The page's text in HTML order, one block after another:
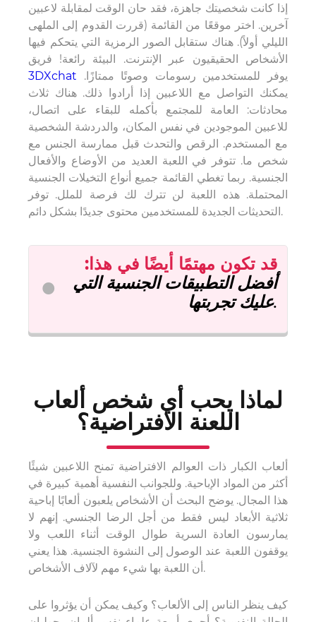
إذا كانت شخصيتك جاهزة، فقد حان الوقت لمقابلة لاعبين
آخرين. اختر موقعًا من القائمة (قررت القدوم إلى الملهى
الليلي أولاً). هناك ستقابل الصور الرمزية التي يتحكم فيها
الأشخاص الحقيقيون عبر الإنترنت. البيئة رائعة! فريق
3DXchat
يمكنك التواصل مع اللاعبين إذا أرادوا ذلك. هناك ثلاث
محادثات: العامة للمجتمع بأكمله للبقاء على اتصال،
للاعبين الموجودين في نفس المكان، والدردشة الشخصية
مع المستخدم. الرقص والتحدث قبل ممارسة الجنس مع
شخص ما. تتوفر في اللعبة العديد من الأوضاع والأفعال
الجنسية. ربما تغطي القائمة جميع أنواع التخيلات الجنسية
المحتملة. هذه اللعبة لن تترك لك فرصة للملل. توفر
التحديثات الجديدة للمستخدمين محتوى جديدًا بشكل دائم.
قد تكون مهتمًا أيضًا في هذا :
أفضل التطبيقات الجنسية التي
عليك تجربتها.
لماذا يحب أي شخص ألعاب
اللعنة الافتراضية؟
ألعاب الكبار ذات العوالم الافتراضية تمنح اللاعبين شيئًا
أكثر من المواد الإباحية. وللجوانب النفسية أهمية كبيرة في
هذا المجال. يوضح البحث أن الأشخاص يلعبون ألعابًا إباحية
ثلاثية الأبعاد ليس فقط من أجل الرضا الجنسي. إنهم لا
يمارسون العادة السرية طوال الوقت أثناء اللعب ولا
يوقفون اللعبة عند الوصول إلى النشوة الجنسية. هذا يعني
أن اللعبة بها شيء مهم لآلاف الأشخاص.
كيف ينظر الناس إلى الألعاب؟ وكيف يمكن أن يؤثروا على